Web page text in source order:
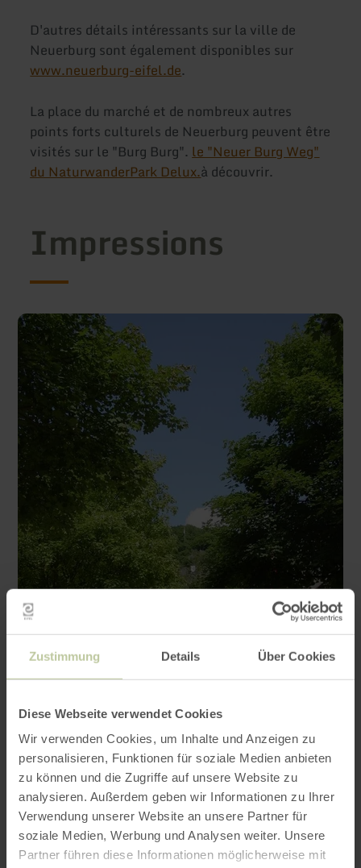
Zustimmung Details Über Cookies
Diese Webseite verwendet Cookies
Wir verwenden Cookies, um Inhalte und Anzeigen zu
personalisieren, Funktionen für soziale Medien anbieten
zu können und die Zugriffe auf unsere Website zu
analysieren. Außerdem geben wir Informationen zu Ihrer
Verwendung unserer Website an unsere Partner für
soziale Medien, Werbung und Analysen weiter. Unsere
Partner führen diese Informationen möglicherweise mit
D'autres détails intéressants sur la ville de
Neuerburg sont également disponibles sur
www.neuerburg-eifel.de.
La place du marché et de nombreux autres
points forts culturels de Neuerburg peuvent être
visités sur le "Burg Burg". le "Neuer Burg Weg"
du NaturwanderPark Delux.à découvrir.
Impressions
Contact